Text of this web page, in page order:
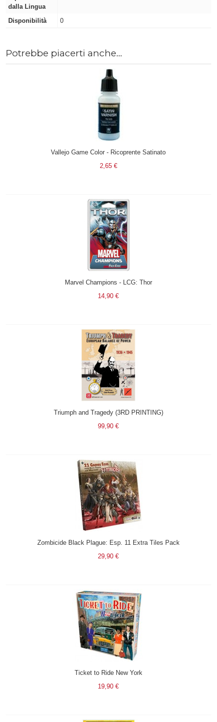
dalla Lingua
Disponibilità 0
Potrebbe piacerti anche...
Vallejo Game Color - Ricoprente Satinato
2,65 €
Marvel Champions - LCG: Thor
14,90 €
Triumph and Tragedy (3RD PRINTING)
99,90 €
Zombicide Black Plague: Esp. 11 Extra Tiles Pack
29,90 €
Ticket to Ride New York
19,90 €